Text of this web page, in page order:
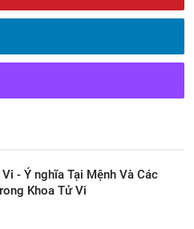
- Ý nghĩa Tại Mệnh Và Các
Khoa Tử Vi